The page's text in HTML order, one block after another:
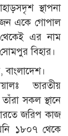
স্থাপনা
একে গোপাল
এর নাম
বিহার।
বাংলাদেশ।
ভারতীয়
সকল স্থানে
জরিপ কাজ
১৮০৭ থেকে